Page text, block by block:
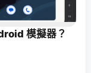
模擬器？